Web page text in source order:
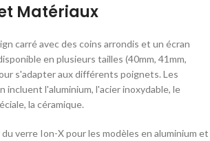
Matériaux
carré avec des coins arrondis et un écran
en plusieurs tailles (40mm, 41mm,
s'adapter aux différents poignets. Les
incluent l'aluminium, l'acier inoxydable, le
la céramique.
verre Ion-X pour les modèles en aluminium et